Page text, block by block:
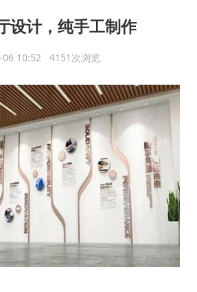
设计，纯手工制作
06 10:52 4151次浏览